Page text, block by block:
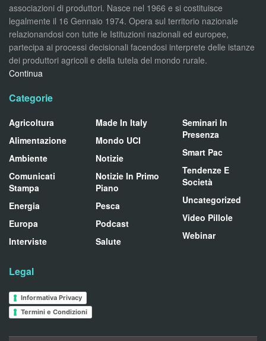
associazioni di produttori. Nasce nel 1966 e si costituisce
legalmente il 16 Gennaio 1974. Opera sul territorio nazionale
relazionandosi con tutte le Istituzioni nazionali ed europee,
partecipa ai processi decisionali facendosi interprete delle istanze
dei produttori agricoli e della tutela del mondo rurale.
Continua
Categorie
Agricoltura
Alimentazione
Ambiente
Comunicati
Stampa
Energia
Europa
Interviste
Made In Italy
Mondo UCI
Notizie
Notizie In Primo
Piano
Pesca
Podcast
Salute
Seminari In
Presenza
Smart Pac
Tendenze E
Società
Uncategorized
Video Pillole
Webinar
Legal
Informativa Privacy
Termini e Condizioni